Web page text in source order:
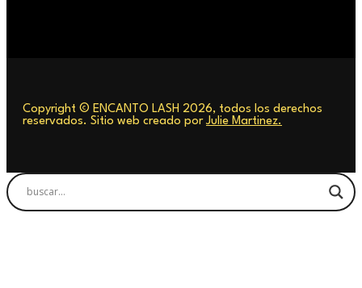
Copyright © ENCANTO LASH 2026, todos los derechos
reservados. Sitio web creado por Julie Martinez.